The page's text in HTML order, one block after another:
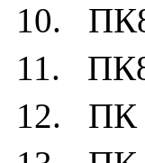
10.
11.
12. ПК